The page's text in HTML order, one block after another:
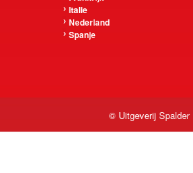
Italie
Nederland
Spanje
© Uitgeverij